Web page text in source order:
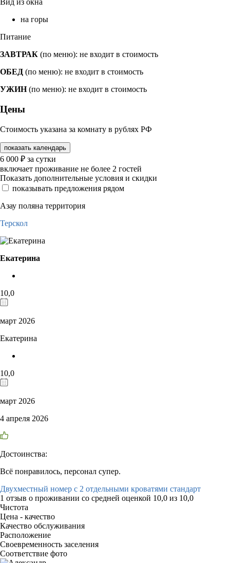
Вид из окна
на горы
Питание
ЗАВТРАК (по меню): не входит в стоимость
ОБЕД (по меню): не входит в стоимость
УЖИН(по меню): не входит в стоимость
Цены
Стоимость указана за комнату в рублях РФ
показать календарь
6 000 ₽ за сутки
включает проживание не более 2 гостей
Показать дополнительные условия и скидки
показывать предложения рядом
Азау поляна территория
Терскол
Екатерина
10,0
март 2026
Екатерина
10,0
март 2026
4 апреля 2026
Достоинства:
Всё понравилось, персонал супер.
Двухместный номер с 2 отдельными кроватями стандарт
1 отзыв о проживании со средней оценкой 10,0 из 10,0
Чистота
Цена - качество
Качество обслуживания
Расположение
Своевременность заселения
Соответствие фото